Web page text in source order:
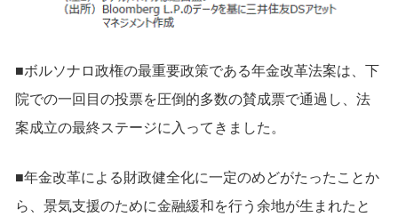
■ボルソナロ政権の最重要政策である年金改革法案は、下
院での一回目の投票を圧倒的多数の賛成票で通過し、法
案成立の最終ステージに入ってきました。
■年金改革による財政健全化に一定のめどがたったことか
ら、景気支援のために金融緩和を行う余地が生まれたと